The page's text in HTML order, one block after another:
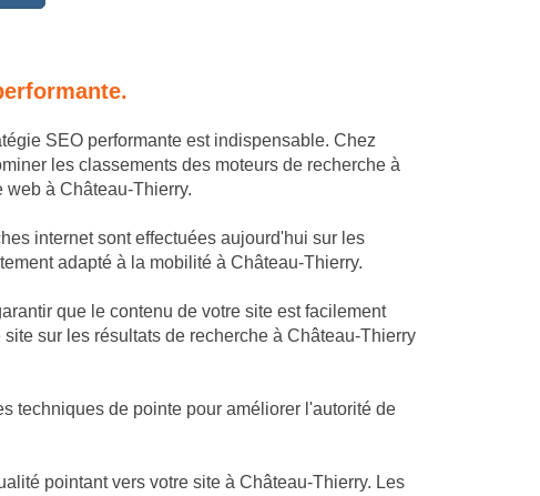
SEO performante est indispensable. Chez
les classements des moteurs de recherche à
à Château-Thierry.
internet sont effectuées aujourd'hui sur les
adapté à la mobilité à Château-Thierry.
que le contenu de votre site est facilement
sur les résultats de recherche à Château-Thierry
techniques de pointe pour améliorer l'autorité de
pointant vers votre site à Château-Thierry. Les